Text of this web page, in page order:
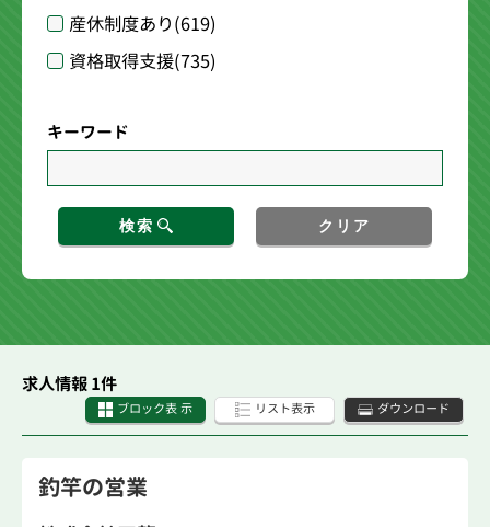
産休制度あり(619)
資格取得支援(735)
キーワード
検索 クリア
求人情報 1件
ブロック表 示 リスト表示 ダウンロード
釣竿の営業